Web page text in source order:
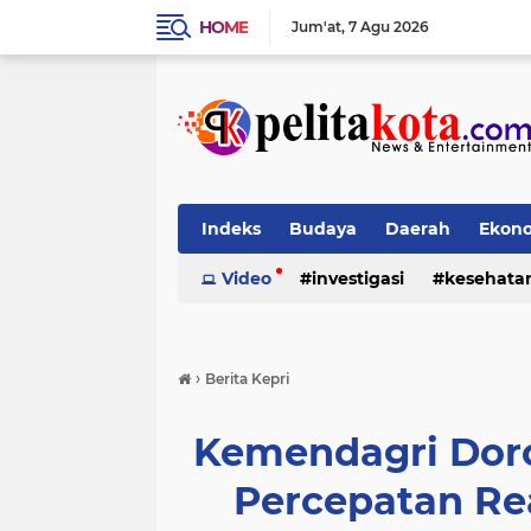
HOME Jum'at 7 Agu 2026
Indeks Budaya Daerah
Pendidikan Politik Sosial
Video investigasi
› Berita Kepri
Kemendagri
Percepatan